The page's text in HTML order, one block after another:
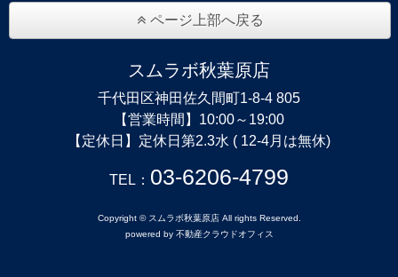
ページ上部へ戻る
スムラボ秋葉原店
千代田区神田佐久間町1-8-4 805
【営業時間】10:00～19:00
【定休日】定休日第2.3水 ( 12-4月は無休)
TEL： 03-6206-4799
Copyright © スムラボ秋葉原店 All rights Reserved.
powered by 不動産クラウドオフィス